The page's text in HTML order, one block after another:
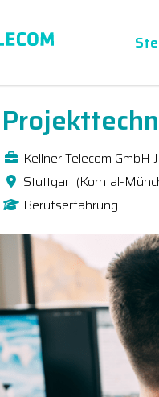
Kellner Telecom GmbH
Stuttgart (Korntal-
Berufserfahrung